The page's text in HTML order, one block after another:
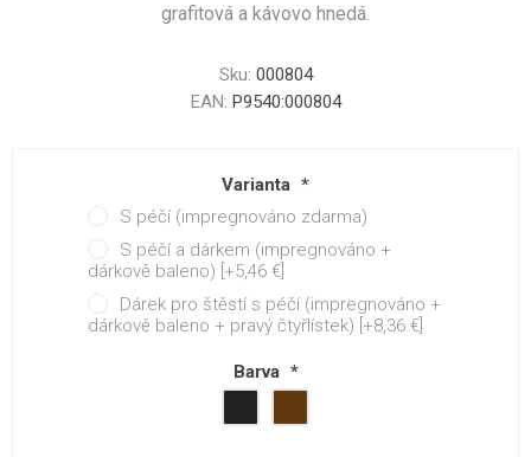
grafitová a kávovo hnedá.
Sku: 000804
EAN: P9540:000804
Varianta *
S péčí (impregnováno zdarma)
S péčí a dárkem (impregnováno +
dárkově baleno) [+5,46 €]
Dárek pro štěstí s péčí (impregnováno +
dárkově baleno + pravý čtyřlístek) [+8,36 €]
Barva *